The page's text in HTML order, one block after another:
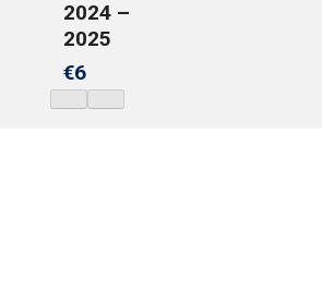
2024 –
2025
€6